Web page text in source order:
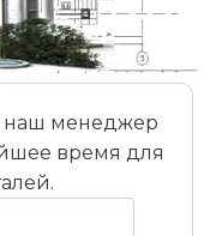
наш менеджер
время для